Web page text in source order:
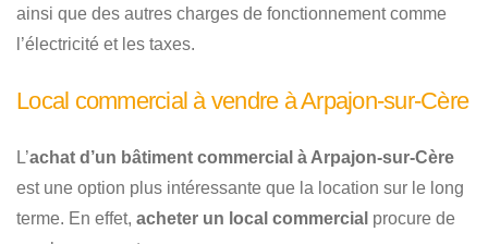
ainsi que des autres charges de fonctionnement comme
l’électricité et les taxes.
Local commercial à vendre à Arpajon-sur-Cère
L’achat d’un bâtiment commercial à Arpajon-sur-Cère
est une option plus intéressante que la location sur le long
terme. En effet, acheter un local commercial procure de